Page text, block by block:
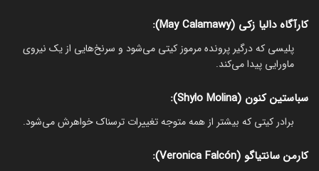
کارآگاه دالیا زکی (May Calamawy):
پلیسی که درگیر پرونده مرموز کیتی می‌شود و سرنخ‌هایی از یک نیروی
ماورایی پیدا می‌کند.
سباستین کنون (Shylo Molina):
برادر کیتی که بیشتر از همه متوجه تغییرات ترسناک خواهرش می‌شود.
کارمن سانتیاگو (Veronica Falcón):